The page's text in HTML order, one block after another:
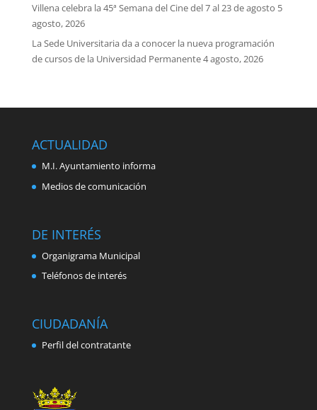
Villena celebra la 45ª Semana del Cine del 7 al 23 de agosto 5
agosto, 2026
La Sede Universitaria da a conocer la nueva programación
de cursos de la Universidad Permanente4 agosto, 2026
ACTUALIDAD
M.I. Ayuntamiento informa
Medios de comunicación
DE INTERÉS
Organigrama Municipal
Teléfonos de interés
CIUDADANÍA
Perfil del contratante